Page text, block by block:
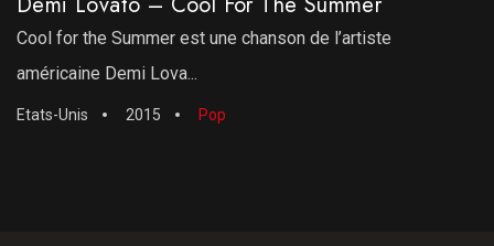
Cool for the Summer est une chanson de l’artiste
américaine Demi Lova...
Etats-Unis 2015 Pop